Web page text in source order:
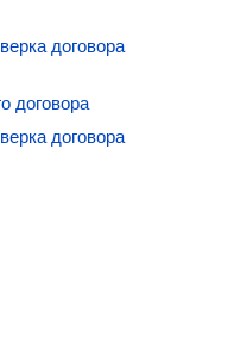
договора
договора
договора